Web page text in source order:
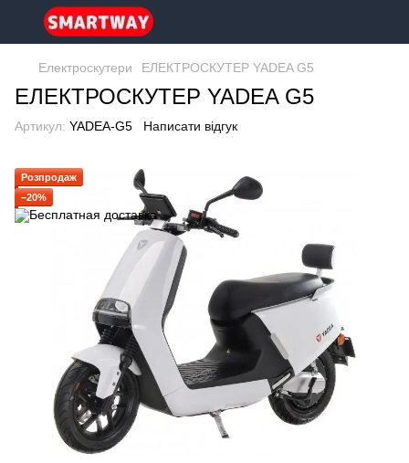
Електроскутери ЕЛЕКТРОСКУТЕР YADEA G5
ЕЛЕКТРОСКУТЕР YADEA G5
Артикул: YADEA-G5 Написати відгук
Розпродаж
−20%